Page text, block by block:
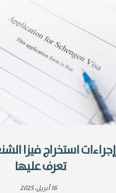
استخراج فيزا
تعرف عليها
16 أبريل، 2025